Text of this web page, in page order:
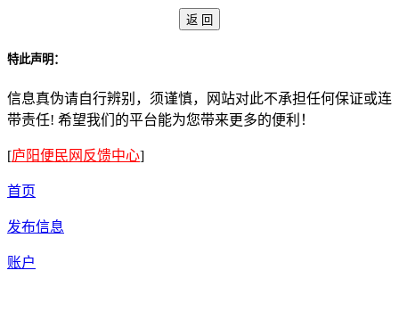
特此声明：
信息真伪请自行辨别，须谨慎，网站对此不承担任何保证或连
带责任! 希望我们的平台能为您带来更多的便利！
[庐阳便民网反馈中心]
首页
发布信息
账户